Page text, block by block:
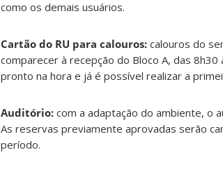
como os demais usuários.
Cartão do RU para calouros: calouros do
comparecer à recepção do Bloco A, das
pronto na hora e já é possível realizar a
Auditório: com a adaptação do ambiente, o
As reservas previamente aprovadas serão
período.